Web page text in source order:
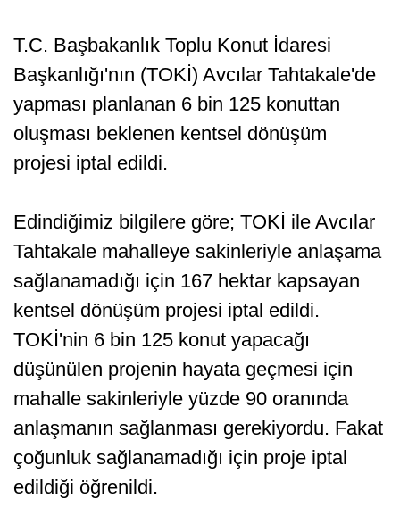
T.C. Başbakanlık Toplu Konut İdaresi
Başkanlığı'nın (TOKİ) Avcılar Tahtakale'de
yapması planlanan 6 bin 125 konuttan
oluşması beklenen kentsel dönüşüm
projesi iptal edildi.
Edindiğimiz bilgilere göre; TOKİ ile Avcılar
Tahtakale mahalleye sakinleriyle anlaşama
sağlanamadığı için 167 hektar kapsayan
kentsel dönüşüm projesi iptal edildi.
TOKİ'nin 6 bin 125 konut yapacağı
düşünülen projenin hayata geçmesi için
mahalle sakinleriyle yüzde 90 oranında
anlaşmanın sağlanması gerekiyordu. Fakat
çoğunluk sağlanamadığı için proje iptal
edildiği öğrenildi.